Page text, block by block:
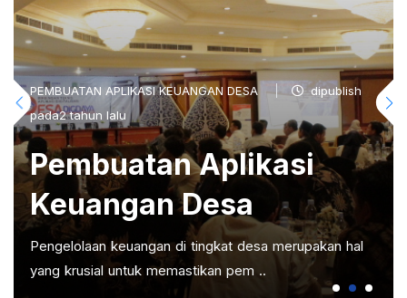
PEMBUATAN APLIKASI KEUANGAN DESA
dipublish
pada2 tahun lalu
Pembuatan Aplikasi
Keuangan Desa
Pengelolaan keuangan di tingkat desa merupakan hal
yang krusial untuk memastikan pem ..